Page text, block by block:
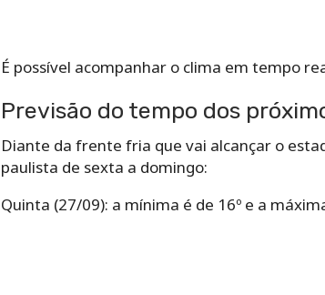
É possível acompanhar o clima em tempo
Previsão do tempo dos
Diante da frente fria que vai alcançar o
paulista de sexta a domingo:
Quinta (27/09): a mínima é de 16º e a